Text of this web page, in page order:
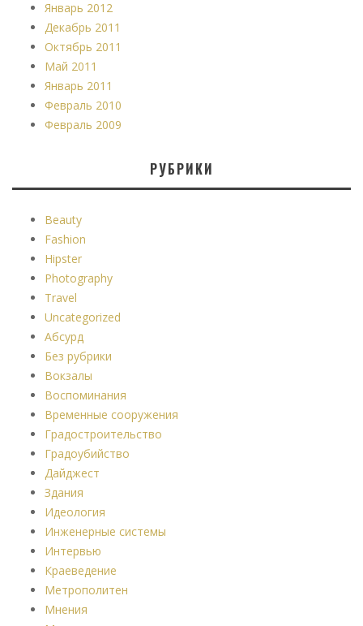
Январь 2012
Декабрь 2011
Октябрь 2011
Май 2011
Январь 2011
Февраль 2010
Февраль 2009
РУБРИКИ
Beauty
Fashion
Hipster
Photography
Travel
Uncategorized
Абсурд
Без рубрики
Вокзалы
Воспоминания
Временные сооружения
Градостроительство
Градоубийство
Дайджест
Здания
Идеология
Инженерные системы
Интервью
Краеведение
Метрополитен
Мнения